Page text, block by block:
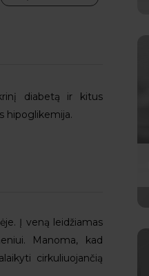
diabetą ir kitus
hipoglikemija.
Į veną leidžiamas
Manoma, kad
cirkuliuojančią